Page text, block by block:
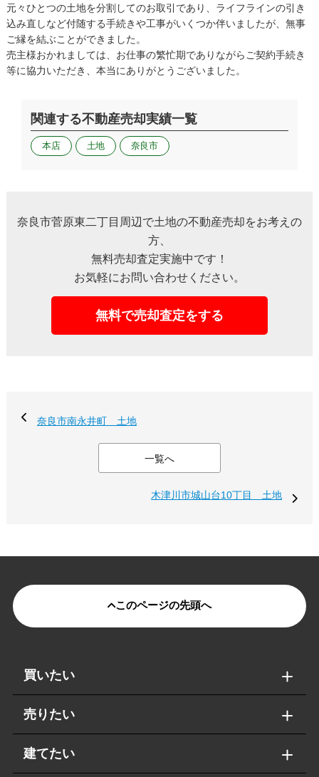
元々ひとつの土地を分割してのお取引であり、ライフラインの引き
込み直しなど付随する手続きや工事がいくつか伴いましたが、無事
ご縁を結ぶことができました。
売主様おかれましては、お仕事の繁忙期でありながらご契約手続き
等に協力いただき、本当にありがとうございました。
関連する不動産売却実績一覧
本店 土地 奈良市
奈良市菅原東二丁目周辺で土地の不動産売却をお考えの
方、
無料売却査定実施中です！
お気軽にお問い合わせください。
無料で売却査定をする
奈良市南永井町 土地
一覧へ
木津川市城山台10丁目 土地
このページの先頭へ
買いたい
売りたい
建てたい